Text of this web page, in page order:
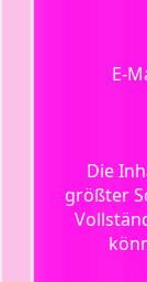
E-
Die
größter